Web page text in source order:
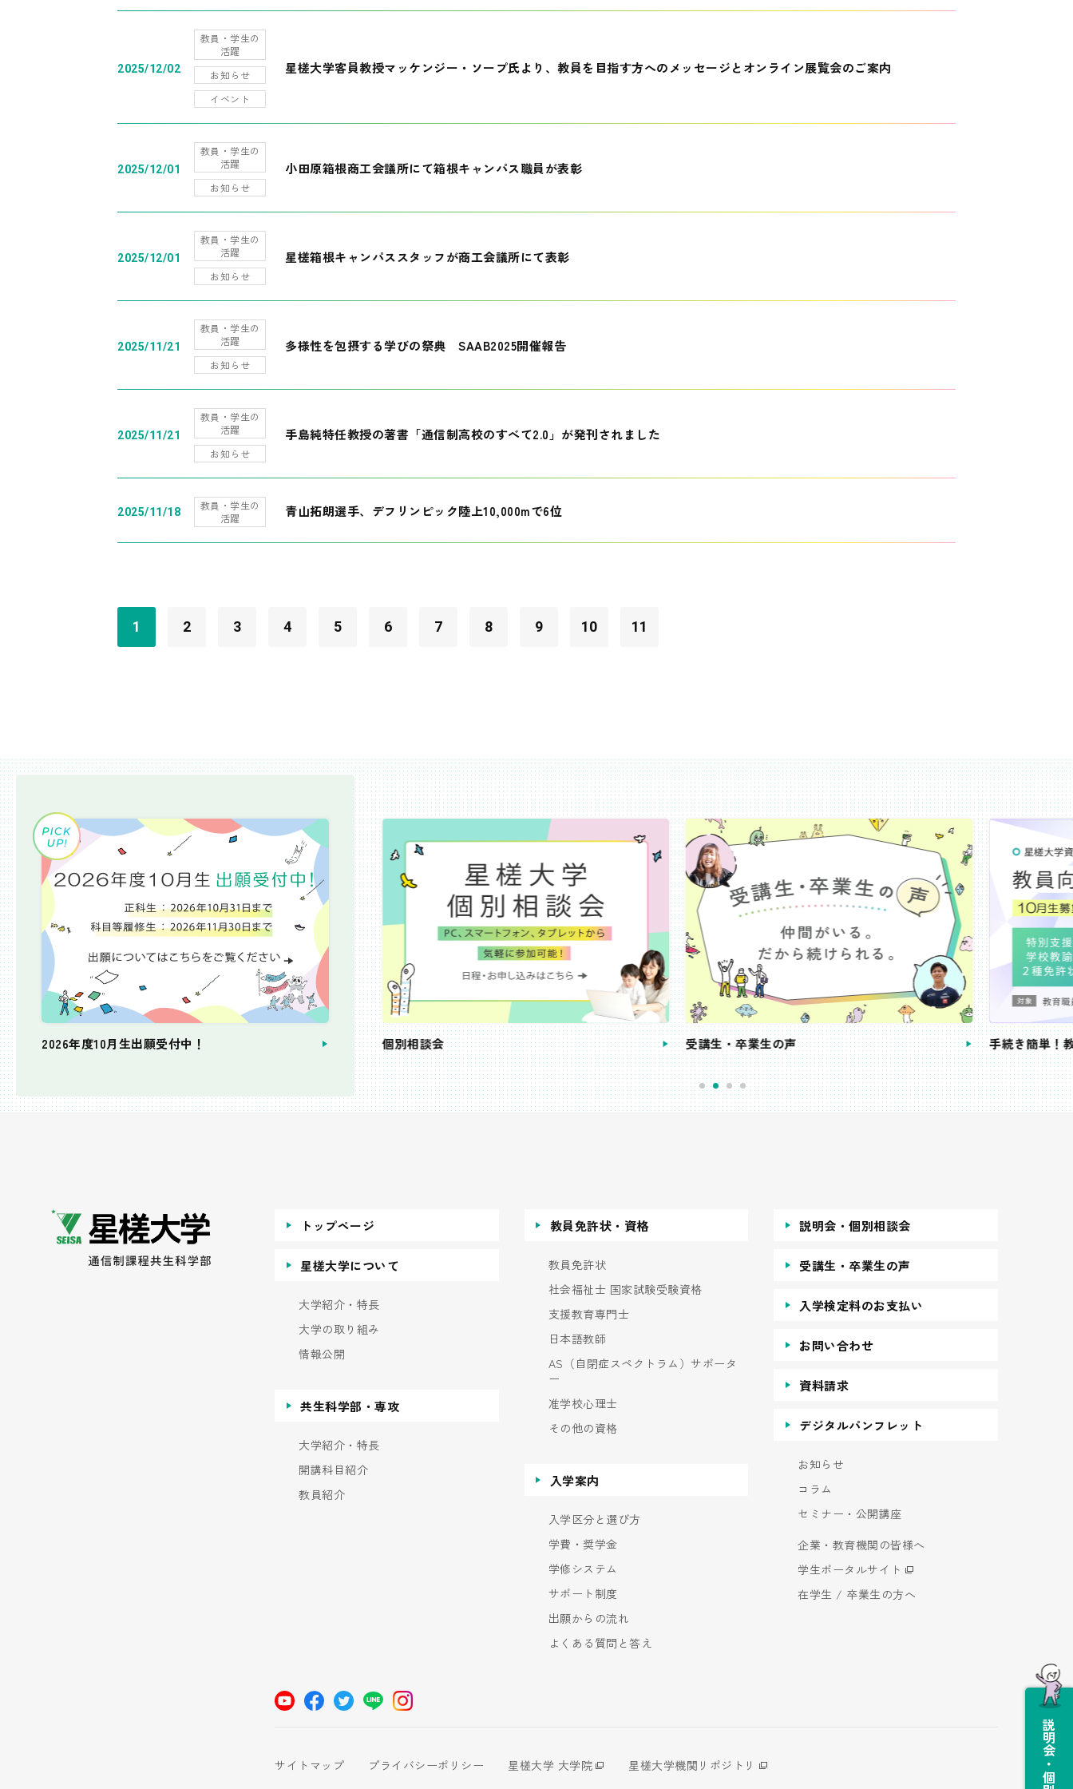
2025/12/02
教員・学生の
活躍
お知らせ
イベント
星槎大学客員教授マッケンジー・ソープ氏より、教員を目指す方へのメッセージとオンライン展覧会のご案内
2025/12/01
教員・学生の
活躍
お知らせ
小田原箱根商工会議所にて箱根キャンパス職員が表彰
2025/12/01
教員・学生の
活躍
お知らせ
星槎箱根キャンパススタッフが商工会議所にて表彰
2025/11/21
教員・学生の
活躍
お知らせ
多様性を包摂する学びの祭典 SAAB2025開催報告
2025/11/21
教員・学生の
活躍
お知らせ
手島純特任教授の著書「通信制高校のすべて2.0」が発刊されました
2025/11/18
教員・学生の
活躍
青山拓朗選手、デフリンピック陸上10,000mで6位
1 2 3 4 5 6 7 8 9 10 11
2026年度10月生出願受付中！
個別相談会 受講生・卒業生の声 手続き簡単！教員向け定額コース 教員免許状が
トップページ
星槎大学について
大学紹介・特長
大学の取り組み
情報公開
共生科学部・専攻
大学紹介・特長
開講科目紹介
教員紹介
教員免許状・資格
教員免許状
社会福祉士 国家試験受験資格
支援教育専門士
日本語教師
AS（自閉症スペクトラム）サポータ
ー
准学校心理士
その他の資格
入学案内
入学区分と選び方
学費・奨学金
学修システム
サポート制度
出願からの流れ
よくある質問と答え
説明会・個別相談会
受講生・卒業生の声
入学検定料のお支払い
お問い合わせ
資料請求
デジタルパンフレット
お知らせ
コラム
セミナー・公開講座
企業・教育機関の皆様へ
学生ポータルサイト
在学生 / 卒業生の方へ
サイトマップ プライバシーポリシー 星槎大学 大学院
星槎大学機関リポジトリ